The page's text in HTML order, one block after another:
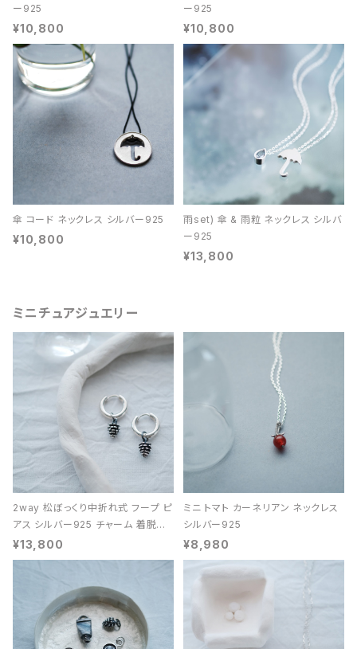
ー925
¥10,800
ー925
¥10,800
傘 コード ネックレス シルバー925
¥10,800
雨set) 傘 & 雨粒 ネックレス シルバ
ー925
¥13,800
ミニチュアジュエリー
2way 松ぼっくり中折れ式 フープ ピ
アス シルバー925 チャーム 着脱可
能 レディース ユニセックス
¥13,800
ミニ トマト カーネリアン ネックレス
シルバー925
¥8,980